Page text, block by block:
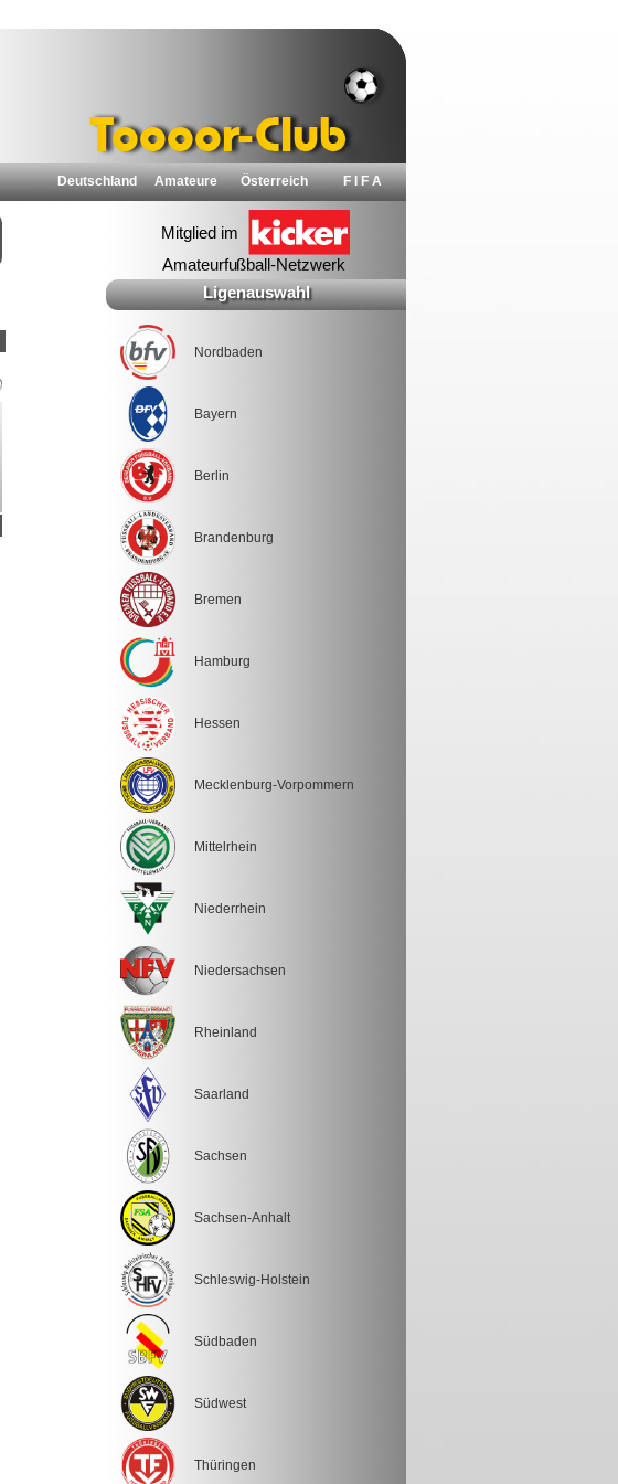
Deutschland Amateure Österreich F I F A
Ligenauswahl
Nordbaden
Bayern
Berlin
Brandenburg
Bremen
Hamburg
Hessen
Mecklenburg-Vorpommern
Mittelrhein
Niederrhein
Niedersachsen
Rheinland
Saarland
Sachsen
Sachsen-Anhalt
Schleswig-Holstein
Südbaden
Südwest
Thüringen